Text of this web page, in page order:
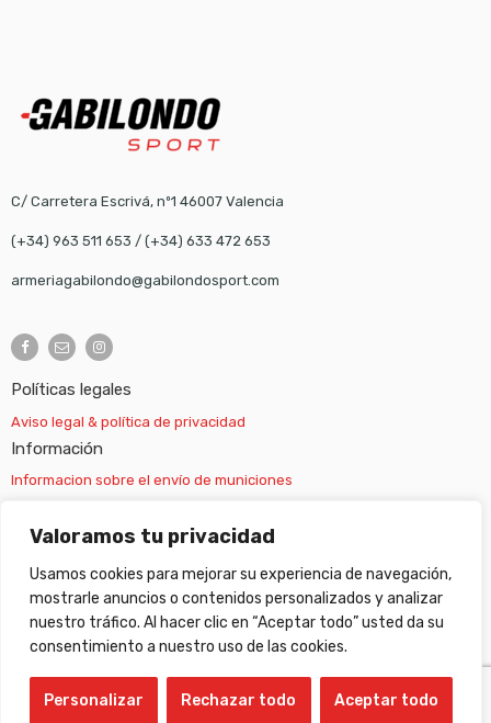
Valoramos tu privacidad
Usamos cookies para mejorar su experiencia de navegación,
mostrarle anuncios o contenidos personalizados y analizar
nuestro tráfico. Al hacer clic en “Aceptar todo” usted da su
consentimiento a nuestro uso de las cookies.
Personalizar Rechazar todo Aceptar todo
C/ Carretera Escrivá, nº1 46007 Valencia
(+34) 963 511 653 / (+34) 633 472 653
armeriagabilondo@gabilondosport.com
Políticas legales
Aviso legal & política de privacidad
Información
Informacion sobre el envío de municiones
Información sobre el envío de armas
Cambios y devoluciones
Suscripción newsletter